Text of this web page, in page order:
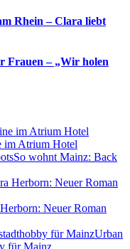
Rhein – Clara liebt
Frauen – „Wir holen
im Atrium Hotel
So wohnt Mainz: Back
Neuer Roman
Urban